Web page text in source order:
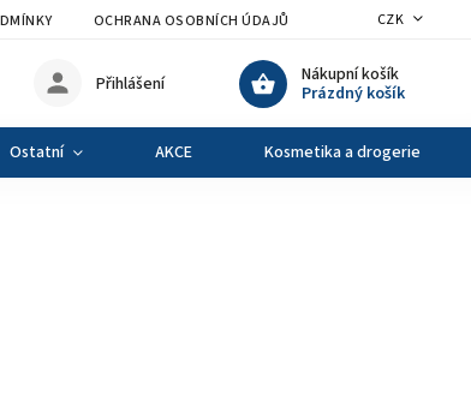
OCHRANA OSOBNÍCH ÚDAJŮ VÝMĚNA A VRÁCENÍ
CZK
Nákupní košík
Prázdný košík
Přihlášení
Ostatní AKCE Kosmetika a drogerie